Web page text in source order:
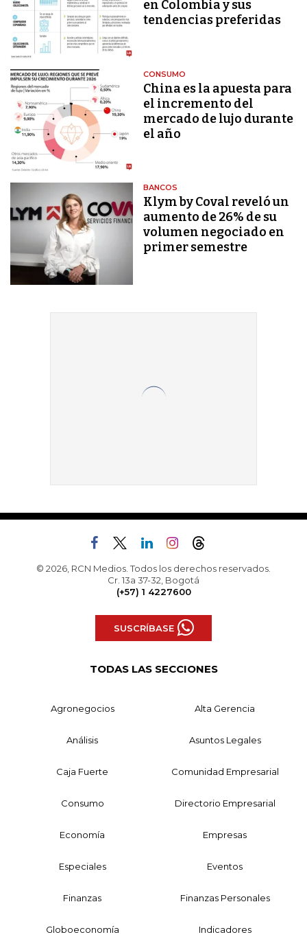
en Colombia y sus
tendencias preferidas
CONSUMO
China es la apuesta para
el incremento del
mercado de lujo durante
el año
BANCOS
Klym by Coval reveló un
aumento de 26% de su
volumen negociado en
primer semestre
© 2026, RCN Medios. Todos los derechos reservados.
Cr. 13a 37-32, Bogotá
(+57) 1 4227600
SUSCRÍBASE
TODAS LAS SECCIONES
Agronegocios Alta Gerencia
Análisis Asuntos Legales
Caja Fuerte Comunidad Empresarial
Consumo Directorio Empresarial
Economía Empresas
Especiales Eventos
Finanzas Finanzas Personales
Globoeconomía Indicadores